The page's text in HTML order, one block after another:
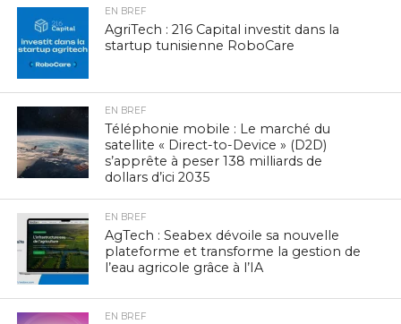
EN BREF
AgriTech : 216 Capital investit dans la
startup tunisienne RoboCare
EN BREF
Téléphonie mobile : Le marché du
satellite « Direct-to-Device » (D2D)
s’apprête à peser 138 milliards de
dollars d’ici 2035
EN BREF
AgTech : Seabex dévoile sa nouvelle
plateforme et transforme la gestion de
l’eau agricole grâce à l’IA
EN BREF